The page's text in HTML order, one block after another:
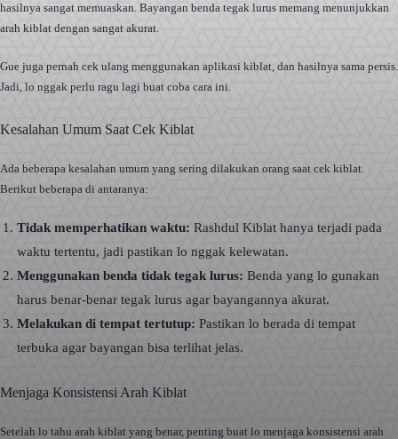
hasilnya sangat memuaskan. Bayangan benda tegak lurus memang menunjukkan
arah kiblat dengan sangat akurat.
Gue juga pernah cek ulang menggunakan aplikasi kiblat, dan hasilnya sama persis.
Jadi, lo nggak perlu ragu lagi buat coba cara ini.
Kesalahan Umum Saat Cek Kiblat
Ada beberapa kesalahan umum yang sering dilakukan orang saat cek kiblat.
Berikut beberapa di antaranya:
Tidak memperhatikan waktu: Rashdul Kiblat hanya terjadi pada
waktu tertentu, jadi pastikan lo nggak kelewatan.
Menggunakan benda tidak tegak lurus: Benda yang lo gunakan
harus benar-benar tegak lurus agar bayangannya akurat.
Melakukan di tempat tertutup: Pastikan lo berada di tempat
terbuka agar bayangan bisa terlihat jelas.
Menjaga Konsistensi Arah Kiblat
Setelah lo tahu arah kiblat yang benar, penting buat lo menjaga konsistensi arah